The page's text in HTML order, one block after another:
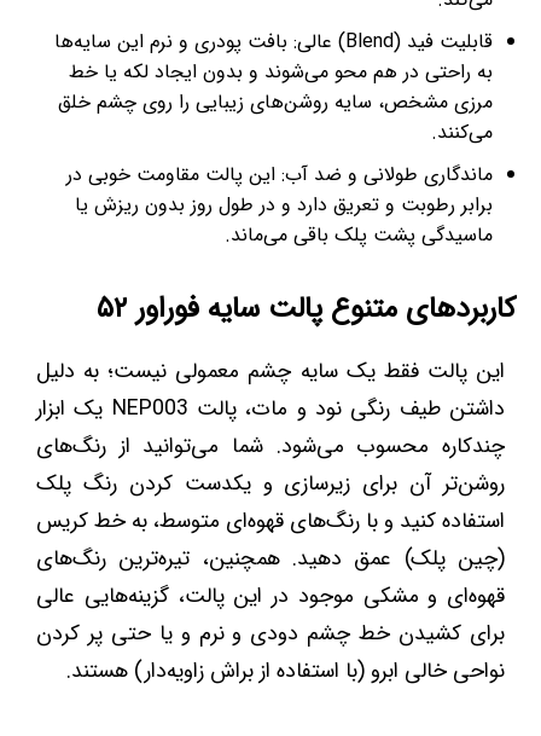
قابلیت فید (Blend) عالی: بافت پودری و نرم این سایه‌ها
به راحتی در هم محو می‌شوند و بدون ایجاد لکه یا خط
مرزی مشخص، سایه روشن‌های زیبایی را روی چشم خلق
می‌کنند.
ماندگاری طولانی و ضد آب: این پالت مقاومت خوبی در
برابر رطوبت و تعریق دارد و در طول روز بدون ریزش یا
ماسیدگی پشت پلک باقی می‌ماند.
کاربردهای متنوع پالت سایه فوراور ۵۲
این پالت فقط یک سایه چشم معمولی نیست؛ به دلیل
داشتن طیف رنگی نود و مات، پالت NEP003 یک ابزار
چندکاره محسوب می‌شود. شما می‌توانید از رنگ‌های
روشن‌تر آن برای زیرسازی و یکدست کردن رنگ پلک
استفاده کنید و با رنگ‌های قهوه‌ای متوسط، به خط کریس
(چین پلک) عمق دهید. همچنین، تیره‌ترین رنگ‌های
قهوه‌ای و مشکی موجود در این پالت، گزینه‌هایی عالی
برای کشیدن خط چشم دودی و نرم و یا حتی پر کردن
نواحی خالی ابرو (با استفاده از براش زاویه‌دار) هستند.